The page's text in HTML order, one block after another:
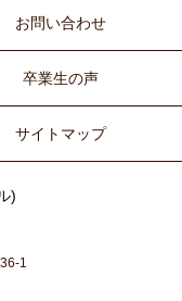
お問い合わせ
卒業生の声
サイトマップ
1